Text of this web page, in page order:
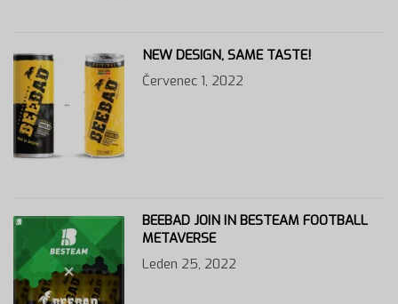
NEW DESIGN, SAME TASTE!
Červenec 1, 2022
BEEBAD JOIN IN BESTEAM FOOTBALL
METAVERSE
Leden 25, 2022